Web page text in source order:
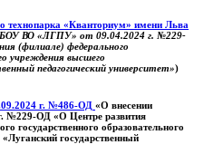
технопарка «Кванториум» имени Льва
ВО «ЛГПУ» от 09.04.2024 г. №229-
(филиале) федерального
учреждения высшего
педагогический университет»)
г. №486-ОД «О внесении
№229-ОД «О Центре развития
государственного образовательного
государственный